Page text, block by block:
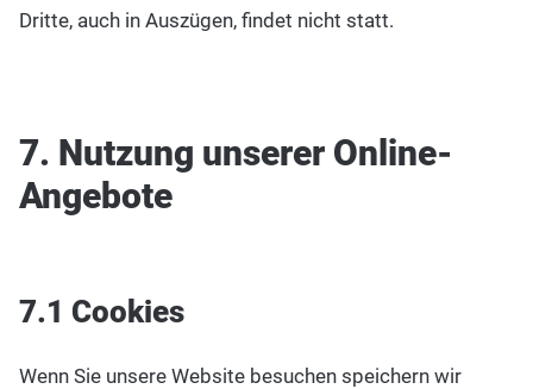
Dritte, auch in Auszügen, findet nicht statt.
7. Nutzung unserer Online-
Angebote
7.1 Cookies
Wenn Sie unsere Website besuchen speichern wir